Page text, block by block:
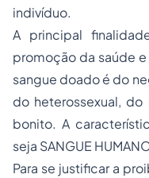
indivíduo.
A principal
promoção da saúde
sangue doado é do
do heterossexual,
bonito. A
seja SANGUE
Para se justificar a